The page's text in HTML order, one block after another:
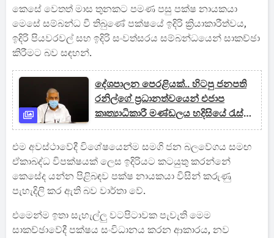
කෙසේ වෙතත් මාස තුනකට පමණ පසු පක්ෂ නායකයා
මෙසේ සම්බන්ධ වී තිබුණේ පක්ෂයේ ඉදිරි ක්‍රියාකාරීත්වය,
ඉදිරි පියවරවල් සහ ඉදිරි සංවත්සරය සම්බන්ධයෙන් සාකච්ඡා
කිරීමට බව සඳහන්.
දේශපාලන පෙරළියක්.. හිටපු ජනපති
රනිල්ගේ ප්‍රධානත්වයෙන් එජාප
කෘත්‍යාධිකාරී මණ්ඩලය හදිසියේ රැස්වූ
හේතුව
එම අවස්ථාවේදී විශේෂයෙන්ම සමගි ජන බලවේගය සමඟ
ඒකාබද්ධ විපක්ෂයක් ලෙස ඉදිරියට කටයුතු කරන්නේ
කෙසේද යන්න පිළිබඳව පක්ෂ නායකයා විසින් කරුණු
පැහැදිලි කර ඇති බව වාර්තා වේ.
එමෙන්ම ඉතා සැහැල්ලු වටපිටාවක පැවැති මෙම
සාකච්ඡාවේදී පක්ෂය සංවිධානය කරන ආකාරය, නව